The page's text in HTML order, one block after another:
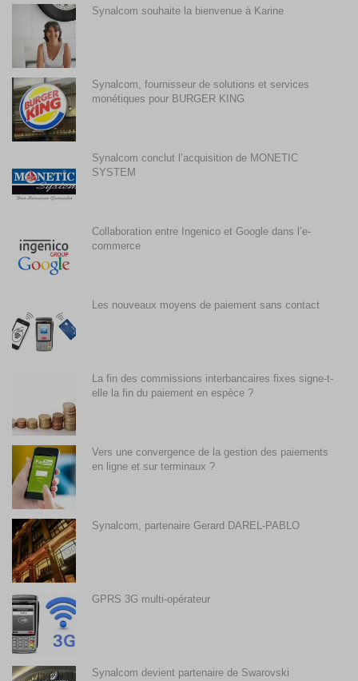
Synalcom souhaite la bienvenue à Karine
Synalcom, fournisseur de solutions et services
monétiques pour BURGER KING
Synalcom conclut l’acquisition de MONETIC
SYSTEM
Collaboration entre Ingenico et Google dans l’e-
commerce
Les nouveaux moyens de paiement sans contact
La fin des commissions interbancaires fixes signe-t-
elle la fin du paiement en espèce ?
Vers une convergence de la gestion des paiements
en ligne et sur terminaux ?
Synalcom, partenaire Gerard DAREL-PABLO
GPRS 3G multi-opérateur
Synalcom devient partenaire de Swarovski